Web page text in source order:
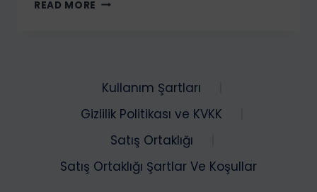
READ MORE
PDF
Kullanım Şartları
Gizlilik Politikası ve KVKK
Satış Ortaklığı
Satış Ortaklığı Şartlar Ve Koşullar